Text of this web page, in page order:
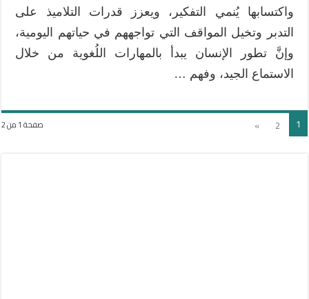
واكتسابها يُنمي التفكير، ويعزز قدرات التلاميذ على
التدبر وتخيل المواقف التي تواجههم في حياتهم اليومية،
وإنَّ تطور الإنسان يبدأ بالمهارات اللُغوية من خلال
الاستماع الجيد، وفهم …
صفحة 1 من 2 1
2
»